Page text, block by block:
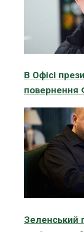
В Офісі
повернення
Зеленський